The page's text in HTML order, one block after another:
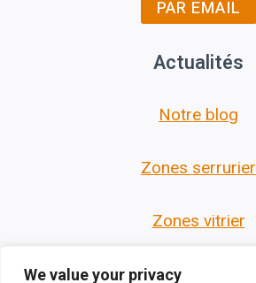
We value your privacy
PAR EMAIL
Actualités
Notre blog
Zones serrurier
Zones vitrier